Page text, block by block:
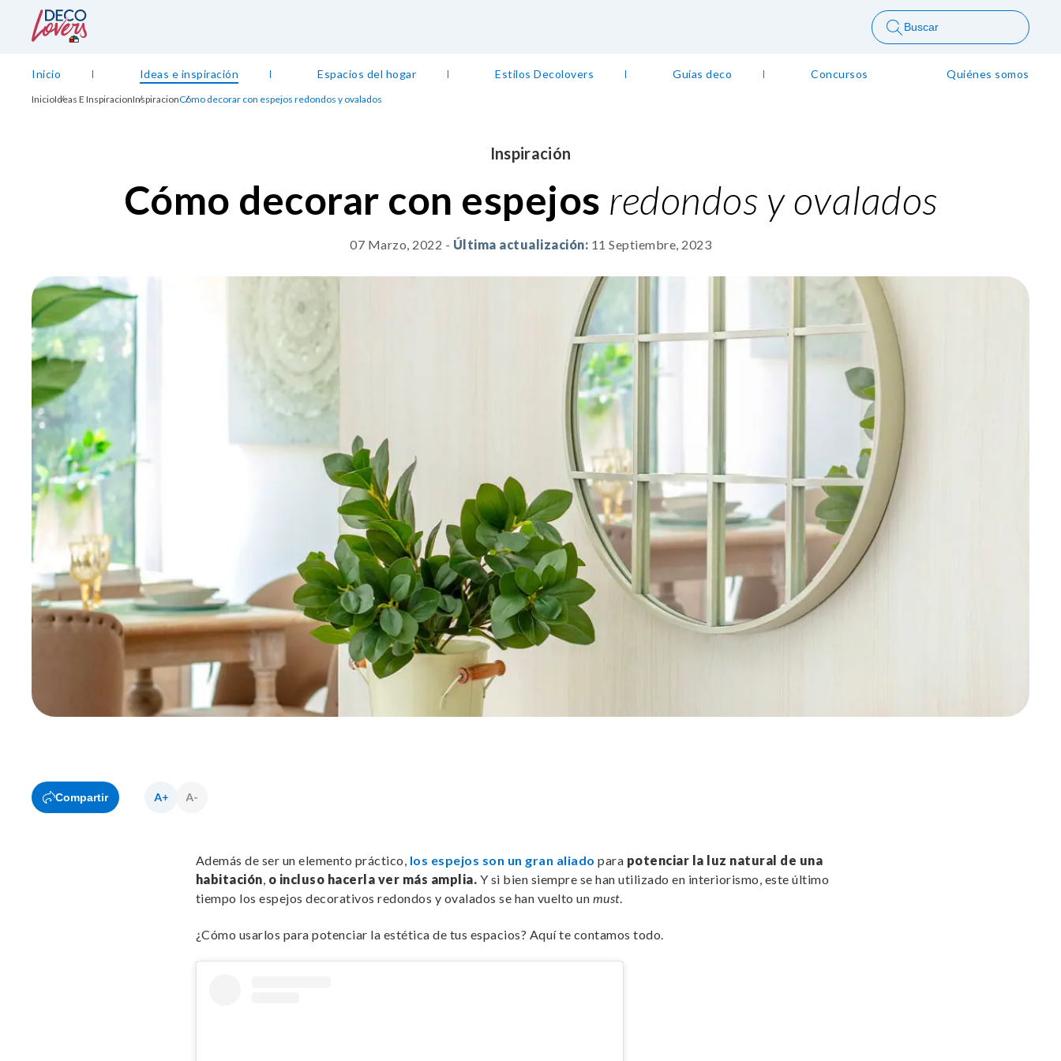
Buscar
Inicio Ideas e inspiración Espacios del hogar Estilos Decolovers Guías deco Concursos Quiénes somos
InicioIdeas E InspiracionInspiracionCómo decorar con espejos redondos y ovalados
Inspiración
Cómo decorar con espejos redondos y ovalados
07 Marzo, 2022 - Última actualización: 11 Septiembre, 2023
Compartir
Además de ser un elemento práctico, los espejos son un gran aliado para potenciar la luz natural de una
habitación, o incluso hacerla ver más amplia. Y si bien siempre se han utilizado en interiorismo, este último
tiempo los espejos decorativos redondos y ovalados se han vuelto un must.
¿Cómo usarlos para potenciar la estética de tus espacios? Aquí te contamos todo.